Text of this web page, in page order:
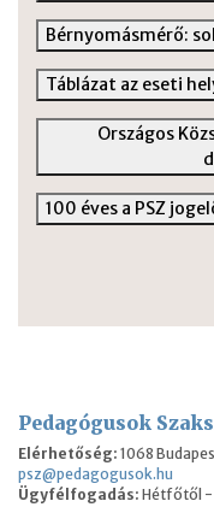
Bérnyomásmérő:
Táblázat az eseti
Országos
100 éves a PSZ
Pedagógusok
Elérhetőség: 1068
psz@pedagogusok.hu
Ügyfélfogadás: Hétfőtől -